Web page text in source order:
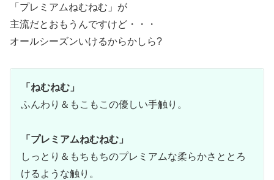
「プレミアムねむねむ」が
主流だとおもうんですけど・・・
オールシーズンいけるからかしら?
「ねむねむ」
ふんわり＆もこもこの優しい手触り。
「プレミアムねむねむ」
しっとり＆もちもちのプレミアムな柔らかさととろ
けるような触り。